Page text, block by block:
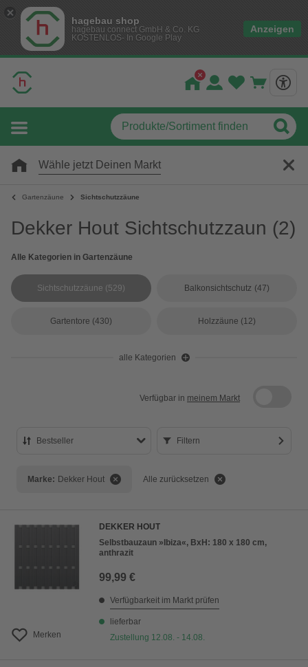
hagebau shop
hagebau connect GmbH & Co. KG
KOSTENLOS- In Google Play
Anzeigen
Wähle jetzt Deinen Markt
Gartenzäune Sichtschutzzäune
Dekker Hout Sichtschutzzaun (2)
Alle Kategorien in Gartenzäune
Sichtschutzzäune (529) Balkonsichtschutz (47)
Gartentore (430) Holzzäune (12)
alle Kategorien
Verfügbar in meinem Markt
Bestseller Filtern
Marke: Dekker Hout Alle zurücksetzen
Merken
DEKKER HOUT
Selbstbauzaun »Ibiza«, BxH: 180 x 180 cm,
anthrazit
99,99 €
Verfügbarkeit im Markt prüfen
lieferbar
Zustellung 12.08. - 14.08.